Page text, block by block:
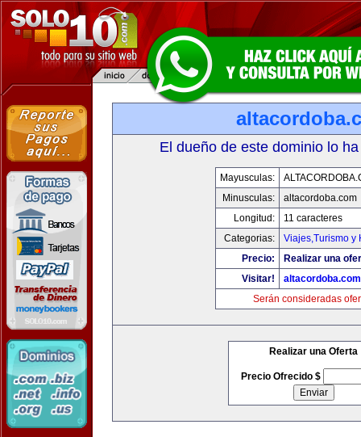
El dueño de este dominio lo
Mayusculas:
Minusculas:
altacordoba.com
Longitud:
11 caracteres
Categorias:
Viajes,Turismo y
Precio:
Realizar una
Visitar!
altacordoba.com
Serán consideradas
Realizar una Oferta
Precio Ofrecido $